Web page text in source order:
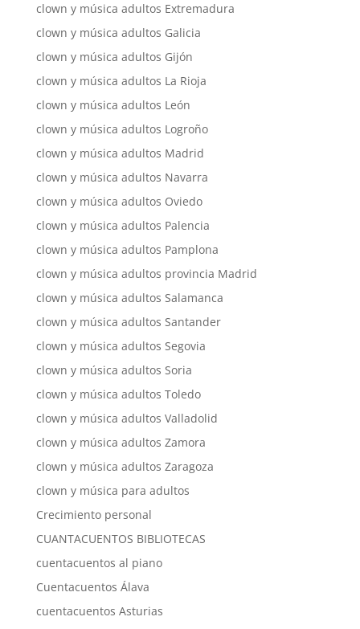
clown y música adultos Extremadura
clown y música adultos Galicia
clown y música adultos Gijón
clown y música adultos La Rioja
clown y música adultos León
clown y música adultos Logroño
clown y música adultos Madrid
clown y música adultos Navarra
clown y música adultos Oviedo
clown y música adultos Palencia
clown y música adultos Pamplona
clown y música adultos provincia Madrid
clown y música adultos Salamanca
clown y música adultos Santander
clown y música adultos Segovia
clown y música adultos Soria
clown y música adultos Toledo
clown y música adultos Valladolid
clown y música adultos Zamora
clown y música adultos Zaragoza
clown y música para adultos
Crecimiento personal
CUANTACUENTOS BIBLIOTECAS
cuentacuentos al piano
Cuentacuentos Álava
cuentacuentos Asturias